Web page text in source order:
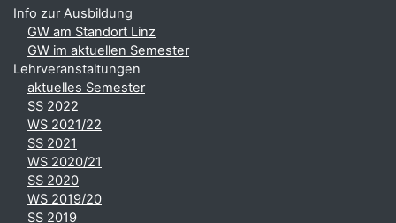
Info zur Ausbildung
GW am Standort Linz
GW im aktuellen Semester
Lehrveranstaltungen
aktuelles Semester
SS 2022
WS 2021/22
SS 2021
WS 2020/21
SS 2020
WS 2019/20
SS 2019